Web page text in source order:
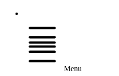
Menu